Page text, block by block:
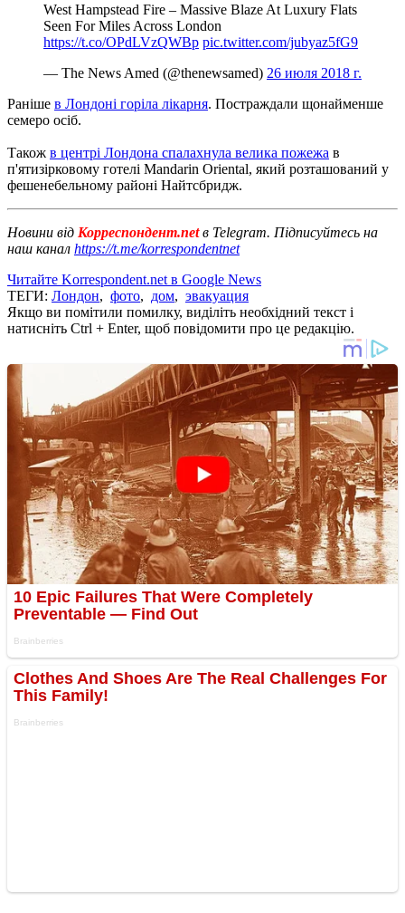
West Hampstead Fire – Massive Blaze At Luxury Flats
Seen For Miles Across London
https://t.co/OPdLVzQWBp pic.twitter.com/jubyaz5fG9
— The News Amed (@thenewsamed) 26 июля 2018 г.
Раніше в Лондоні горіла лікарня. Постраждали щонайменше
семеро осіб.
Також в центрі Лондона спалахнула велика пожежа в
п'ятизірковому готелі Mandarin Oriental, який розташований у
фешенебельному районі Найтсбридж.
Новини від Корреспондент.netв Telegram. Підписуйтесь на
наш канал https://t.me/korrespondentnet
Читайте Korrespondent.net в Google News
ТЕГИ: Лондон, фото, дом, эвакуация
Якщо ви помітили помилку, виділіть необхідний текст і
натисніть Ctrl + Enter, щоб повідомити про це редакцію.